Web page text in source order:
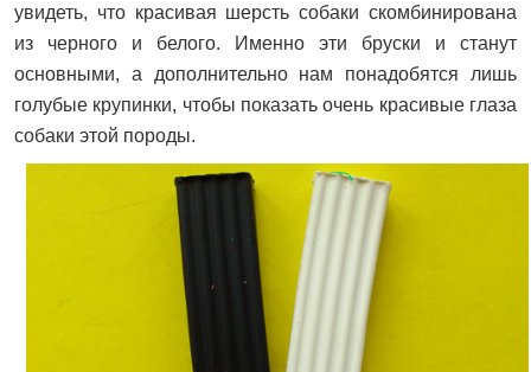
увидеть, что красивая шерсть собаки скомбинирована
из черного и белого. Именно эти бруски и станут
основными, а дополнительно нам понадобятся лишь
голубые крупинки, чтобы показать очень красивые глаза
собаки этой породы.